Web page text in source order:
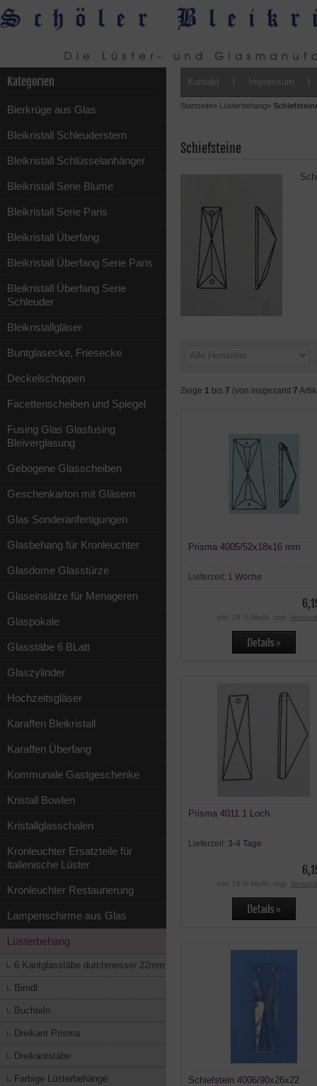
Kategorien
Bierkrüge aus Glas
Bleikristall Schleuderstern
Bleikristall Schlüsselanhänger
Bleikristall Serie Blume
Bleikristall Serie Paris
Bleikristall Überfang
Bleikristall Überfang Serie Paris
Bleikristall Überfang Serie
Schleuder
Bleikristallgläser
Buntglasecke, Friesecke
Deckelschoppen
Facettenscheiben und Spiegel
Fusing Glas Glasfusing
Bleiverglasung
Gebogene Glasscheiben
Geschenkarton mit Gläsern
Glas Sonderanfertigungen
Glasbehang für Kronleuchter
Glasdome Glasstürze
Glaseinsätze für Menageren
Glaspokale
Glasstäbe 6 BLatt
Glaszylinder
Hochzeitsgläser
Karaffen Bleikristall
Karaffen Überfang
Kommunale Gastgeschenke
Kristall Bowlen
Kristallglasschalen
Kronleuchter Ersatzteile für
italienische Lüster
Kronleuchter Restaurierung
Lampenschirme aus Glas
Lüsterbehang
6 Kantglasstäbe durchmesser 22mm
Birndl
Buchteln
Dreikant Prisma
Dreikantstäbe
Farbige Lüsterbehänge
Kontakt Impressum
Startseite» Lüsterbehang»
Schiefsteine
Zeige 1 bis 7 (von insgesamt 7
Prisma 4005/52x18x16 mm
Lieferzeit: 1 Woche
inkl. 19 % MwSt. zzgl.
Prisma 4011 1 Loch
Lieferzeit: 3-4 Tage
inkl. 19 % MwSt. zzgl.
Schiefstein 4006/90x26x22